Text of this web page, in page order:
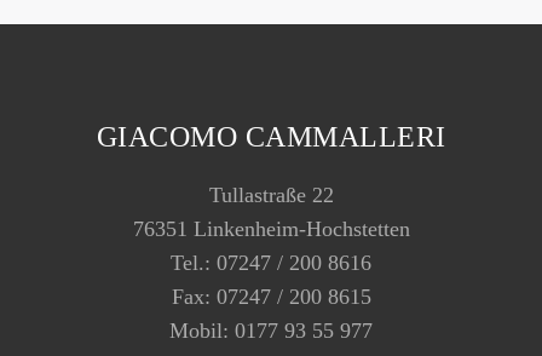
GIACOMO CAMMALLERI
Tullastraße 22
76351 Linkenheim-Hochstetten
Tel.: 07247 / 200 8616
Fax: 07247 / 200 8615
Mobil: 0177 93 55 977